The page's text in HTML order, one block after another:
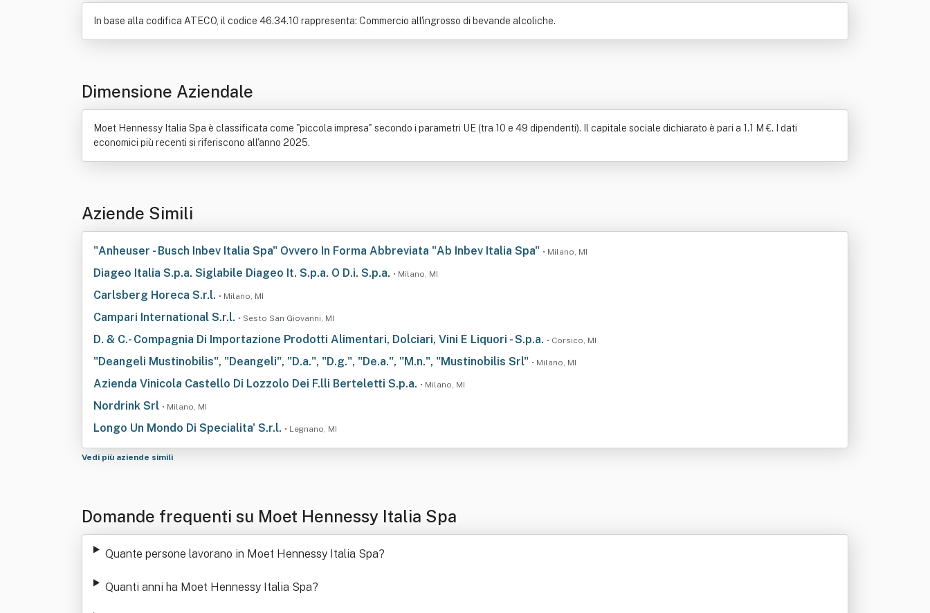
In base alla codifica ATECO, il codice 46.34.10 rappresenta: Commercio all'ingrosso di bevande alcoliche.
Dimensione Aziendale
Moet Hennessy Italia Spa è classificata come "piccola impresa" secondo i parametri UE (tra 10 e 49 dipendenti). Il capitale sociale dichiarato è pari a 1.1 M €. I dati
economici più recenti si riferiscono all'anno 2025.
Aziende Simili
"Anheuser - Busch Inbev Italia Spa" Ovvero In Forma Abbreviata "Ab Inbev Italia Spa" • Milano, MI
Diageo Italia S.p.a. Siglabile Diageo It. S.p.a. O D.i. S.p.a. • Milano, MI
Carlsberg Horeca S.r.l. • Milano, MI
Campari International S.r.l. • Sesto San Giovanni, MI
D. & C.- Compagnia Di Importazione Prodotti Alimentari, Dolciari, Vini E Liquori - S.p.a. • Corsico, MI
"Deangeli Mustinobilis", "Deangeli", "D.a.", "D.g.", "De.a.", "M.n.", "Mustinobilis Srl" • Milano, MI
Azienda Vinicola Castello Di Lozzolo Dei F.lli Berteletti S.p.a. • Milano, MI
Nordrink Srl • Milano, MI
Longo Un Mondo Di Specialita' S.r.l. • Legnano, MI
Vedi più aziende simili
Domande frequenti su Moet Hennessy Italia Spa
Quante persone lavorano in Moet Hennessy Italia Spa?
Quanti anni ha Moet Hennessy Italia Spa?